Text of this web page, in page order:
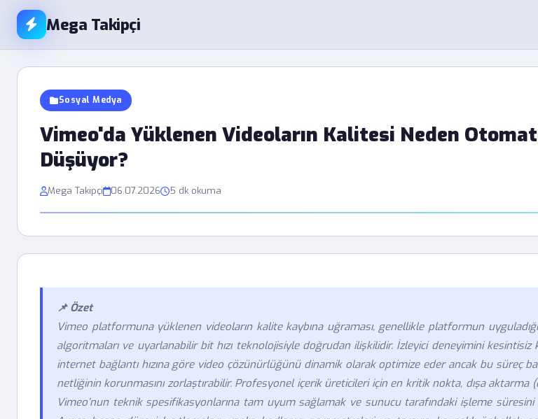
Mega Takipçi
Sosyal Medya
Vimeo'da Yüklenen Videoların Kalitesi Neden
Düşüyor?
Mega Takipçi 06.07.2026 5 dk okuma
📌 Özet
Vimeo platformuna yüklenen videoların kalite kaybına uğraması, genellikle platformun uyguladığı
algoritmaları ve uyarlanabilir bit hızı teknolojisiyle doğrudan ilişkilidir. İzleyici deneyimini kesintisiz
internet bağlantı hızına göre video çözünürlüğünü dinamik olarak optimize eder ancak bu süreç
netliğinin korunmasını zorlaştırabilir. Profesyonel içerik üreticileri için en kritik nokta, dışa aktarma
Vimeo’nun teknik spesifikasyonlarına tam uyum sağlamak ve sunucu tarafındaki işleme süresini